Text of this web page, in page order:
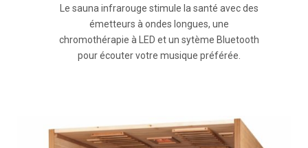
Le sauna infrarouge stimule la santé avec des
émetteurs à ondes longues, une
chromothérapie à LED et un sytème Bluetooth
pour écouter votre musique préférée.